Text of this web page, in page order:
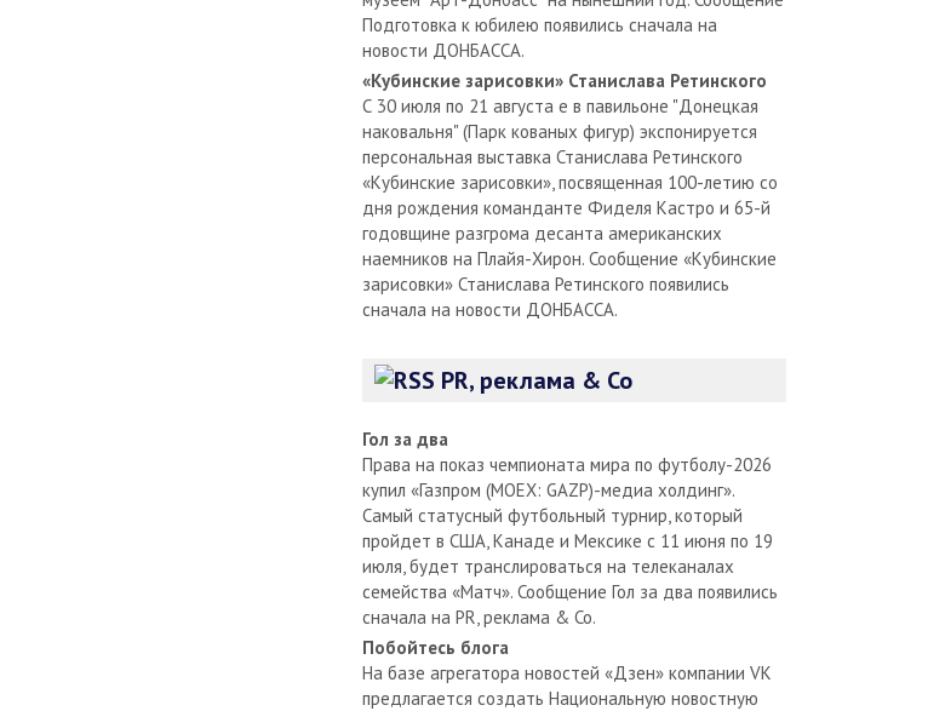
Подготовка к юбилею появились сначала на
новости ДОНБАССА.
«Кубинские зарисовки» Станислава Ретинского
С 30 июля по 21 августа е в павильоне "Донецкая
наковальня" (Парк кованых фигур) экспонируется
персональная выставка Станислава Ретинского
«Кубинские зарисовки», посвященная 100-летию со
дня рождения команданте Фиделя Кастро и 65-й
годовщине разгрома десанта американских
наемников на Плайя-Хирон. Сообщение «Кубинские
зарисовки» Станислава Ретинского появились
сначала на новости ДОНБАССА.
PR, реклама & Co
Гол за два
Права на показ чемпионата мира по футболу-2026
купил «Газпром (MOEX: GAZP)-медиа холдинг».
Самый статусный футбольный турнир, который
пройдет в США, Канаде и Мексике с 11 июня по 19
июля, будет транслироваться на телеканалах
семейства «Матч». Сообщение Гол за два появились
сначала на PR, реклама & Co.
Побойтесь блога
На базе агрегатора новостей «Дзен» компании VK
предлагается создать Национальную новостную